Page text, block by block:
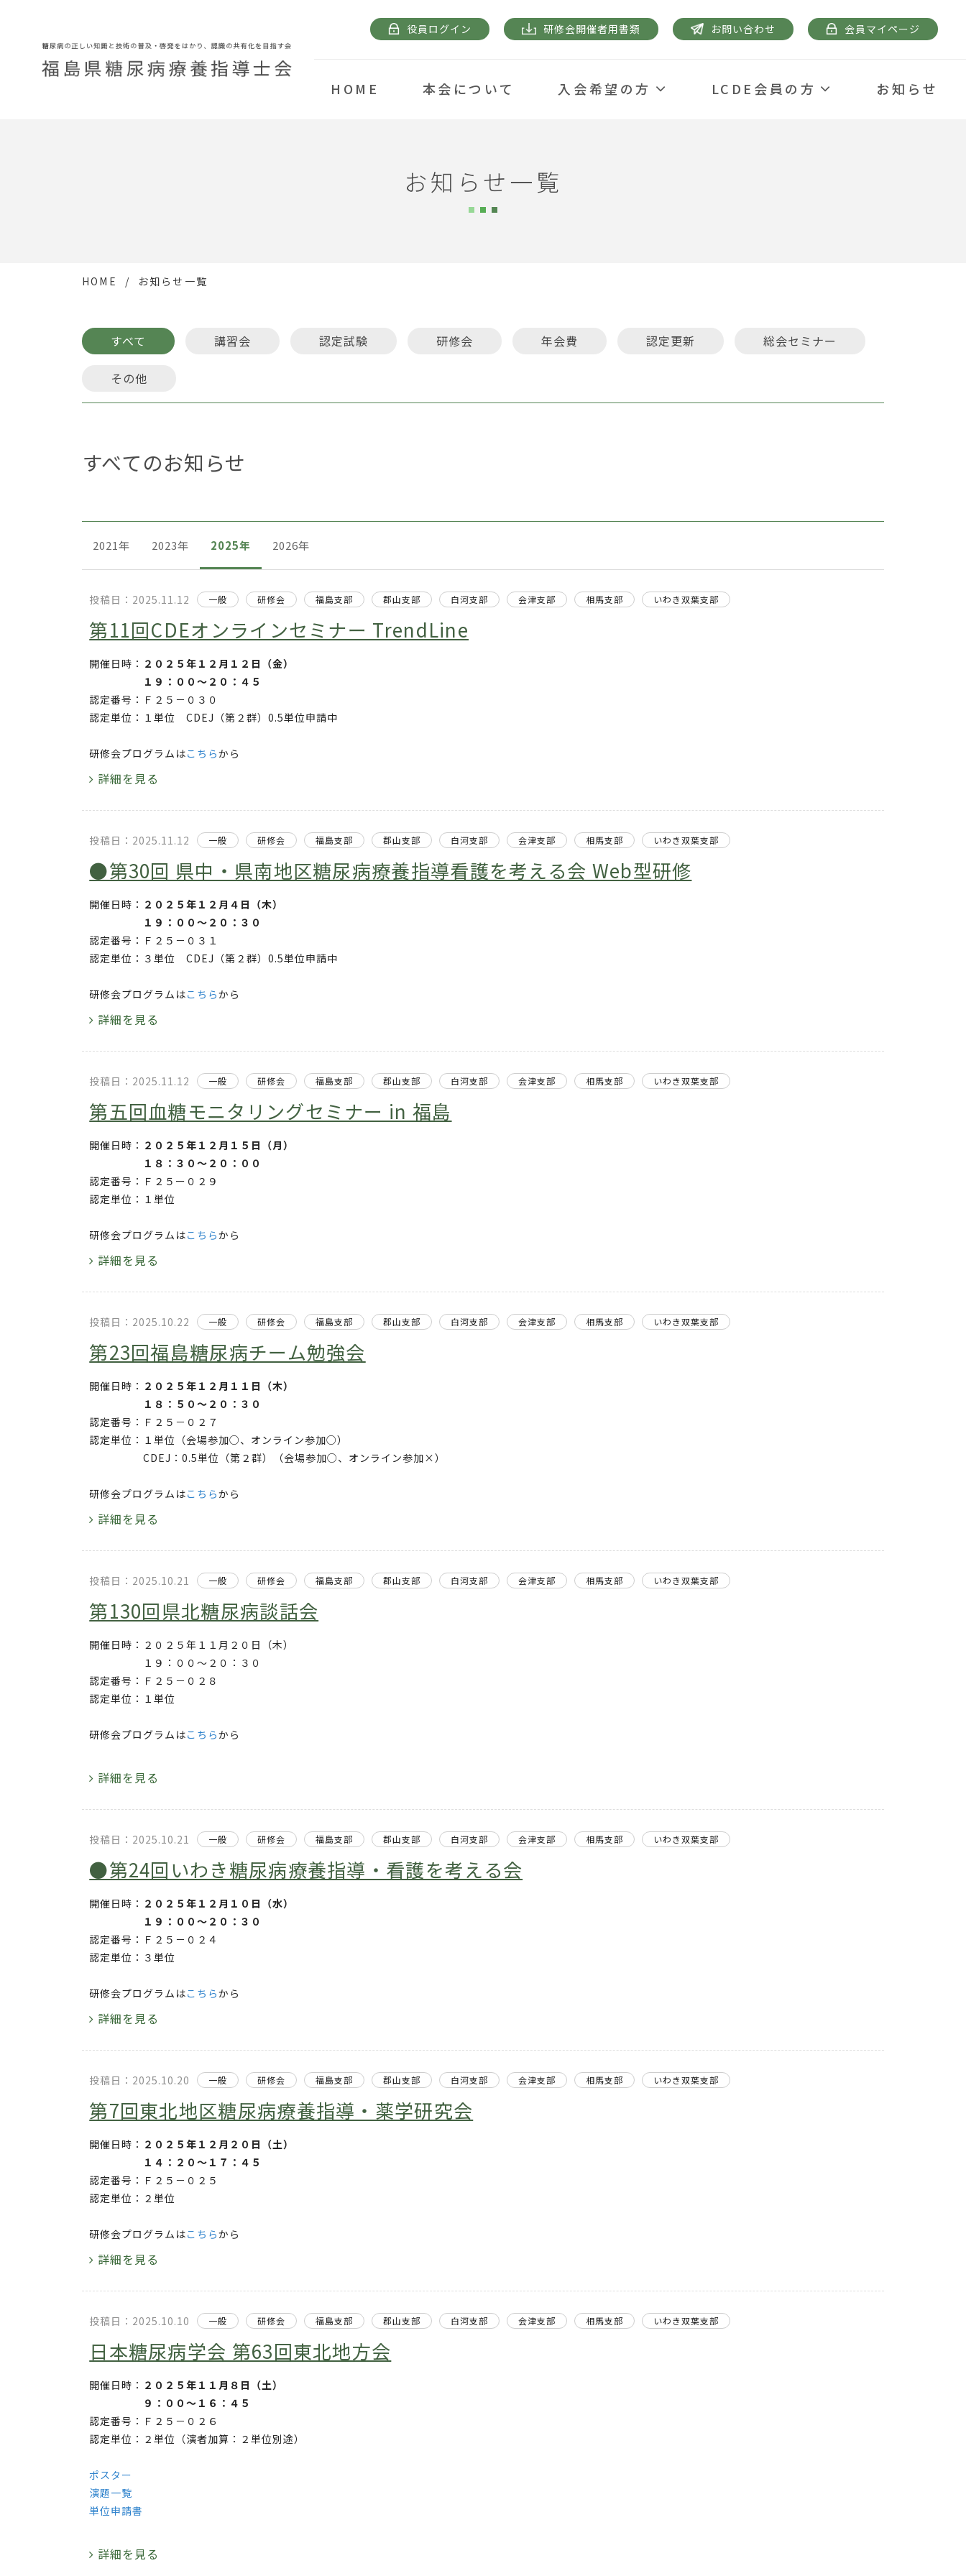
役員ログイン 研修会開催者用書類 お問い合わせ 会員マイページ
HOME 本会について 入会希望の方 LCDE会員の方 お知らせ
お知らせ一覧
HOME お知らせ一覧
すべて 講習会 認定試験 研修会 年会費 認定更新 総会セミナー
その他
すべてのお知らせ
2021年 2023年 2025年 2026年
投稿日：2025.11.12 一般 研修会 福島支部 郡山支部 白河支部 会津支部 相馬支部 いわき双葉支部
第11回CDEオンラインセミナー TrendLine
開催日時： ２０２５年１２月１２日（金）
１９：００～２０：４５
認定番号：Ｆ２５－０３０
認定単位：１単位 CDEJ（第２群）0.5単位申請中
研修会プログラムはこちらから
詳細を見る
投稿日：2025.11.12 一般 研修会 福島支部 郡山支部 白河支部 会津支部 相馬支部 いわき双葉支部
●第30回 県中・県南地区糖尿病療養指導看護を考える会 Web型研修
開催日時： ２０２５年１２月４日（木）
１９：００～２０：３０
認定番号：Ｆ２５－０３１
認定単位：３単位 CDEJ（第２群）0.5単位申請中
研修会プログラムはこちらから
詳細を見る
投稿日：2025.11.12 一般 研修会 福島支部 郡山支部 白河支部 会津支部 相馬支部 いわき双葉支部
第五回血糖モニタリングセミナー in 福島
開催日時： ２０２５年１２月１５日（月）
１８：３０～２０：００
認定番号：Ｆ２５ー０２９
認定単位：１単位
研修会プログラムはこちらから
詳細を見る
投稿日：2025.10.22 一般 研修会 福島支部 郡山支部 白河支部 会津支部 相馬支部 いわき双葉支部
第23回福島糖尿病チーム勉強会
開催日時： ２０２５年１２月１１日（木）
１８：５０～２０：３０
認定番号：Ｆ２５－０２７
認定単位：１単位（会場参加○、オンライン参加○）
CDEJ：0.5単位（第２群）（会場参加○、オンライン参加×）
研修会プログラムはこちらから
詳細を見る
投稿日：2025.10.21 一般 研修会 福島支部 郡山支部 白河支部 会津支部 相馬支部 いわき双葉支部
第130回県北糖尿病談話会
開催日時：２０２５年１１月２０日（木）
１９：００～２０：３０
認定番号：Ｆ２５－０２８
認定単位：１単位
研修会プログラムはこちらから
詳細を見る
投稿日：2025.10.21 一般 研修会 福島支部 郡山支部 白河支部 会津支部 相馬支部 いわき双葉支部
●第24回いわき糖尿病療養指導・看護を考える会
開催日時： ２０２５年１２月１０日（水）
１９：００～２０：３０
認定番号：Ｆ２５－０２４
認定単位：３単位
研修会プログラムはこちらから
詳細を見る
投稿日：2025.10.20 一般 研修会 福島支部 郡山支部 白河支部 会津支部 相馬支部 いわき双葉支部
第7回東北地区糖尿病療養指導・薬学研究会
開催日時： ２０２５年１２月２０日（土）
１４：２０～１７：４５
認定番号：Ｆ２５－０２５
認定単位：２単位
研修会プログラムはこちらから
詳細を見る
投稿日：2025.10.10 一般 研修会 福島支部 郡山支部 白河支部 会津支部 相馬支部 いわき双葉支部
日本糖尿病学会 第63回東北地方会
開催日時： ２０２５年１１月８日（土）
９：００～１６：４５
認定番号：Ｆ２５－０２６
認定単位：２単位（演者加算：２単位別途）
ポスター
演題一覧
単位申請書
詳細を見る